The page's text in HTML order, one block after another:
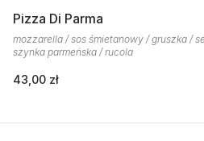
Pizza Di Parma
mozzarella / sos śmietanowy / gruszka /
szynka parmeńska / rucola
43,00 zł